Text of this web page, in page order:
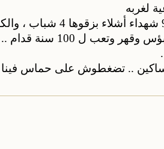
لغربه
وتعب ل 100 سنة قدام ..
مساكين .. تضغطوش على حماس فينا